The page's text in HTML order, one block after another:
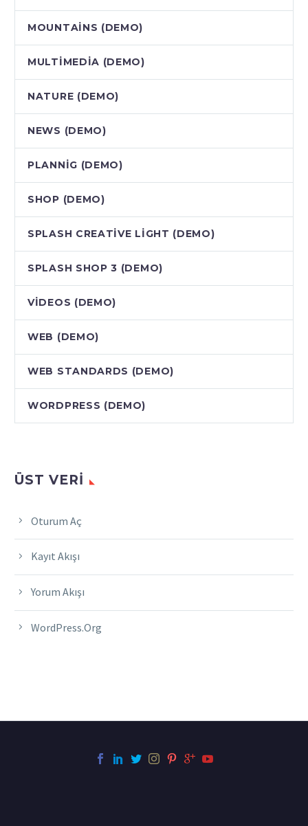
MOUNTAINS (DEMO)
MULTIMEDIA (DEMO)
NATURE (DEMO)
NEWS (DEMO)
PLANNIG (DEMO)
SHOP (DEMO)
SPLASH CREATIVE LIGHT (DEMO)
SPLASH SHOP 3 (DEMO)
VIDEOS (DEMO)
WEB (DEMO)
WEB STANDARDS (DEMO)
WORDPRESS (DEMO)
ÜST VERI
Oturum Aç
Kayıt Akışı
Yorum Akışı
WordPress.org